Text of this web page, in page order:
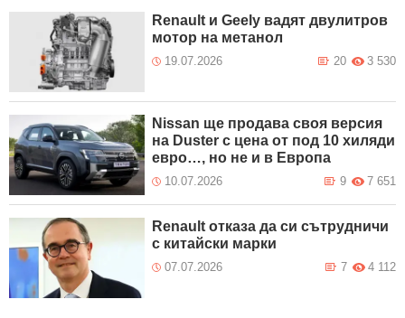
Renault и Geely вадят двулитров
мотор на метанол
19.07.2026 3 530
20
Nissan ще продава своя версия
на Duster с цена от под 10 хиляди
евро…, но не и в Европа
10.07.2026 7 651
9
Renault отказа да си сътрудничи
с китайски марки
07.07.2026 4 112
7